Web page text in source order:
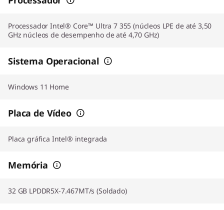
Processador Intel® Core™ Ultra 7 355 (núcleos LPE de até 3,50
GHz núcleos de desempenho de até 4,70 GHz)
Sistema Operacional
Windows 11 Home
Placa de Vídeo
Placa gráfica Intel® integrada
Memória
32 GB LPDDR5X-7.467MT/s (Soldado)